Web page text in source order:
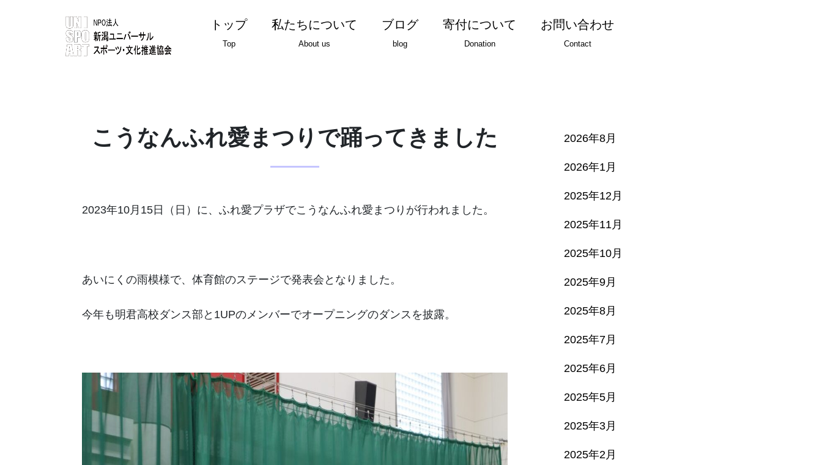
トップ
Top
私たちについて
About us
ブログ
blog
寄付について
Donation
お問い合わせ
Contact
こうなんふれ愛まつりで踊ってきました
2023年10月15日（日）に、ふれ愛プラザでこうなんふれ愛まつりが行われました。
あいにくの雨模様で、体育館のステージで発表会となりました。
今年も明君高校ダンス部と1UPのメンバーでオープニングのダンスを披露。
2026年8月
2026年1月
2025年12月
2025年11月
2025年10月
2025年9月
2025年8月
2025年7月
2025年6月
2025年5月
2025年3月
2025年2月